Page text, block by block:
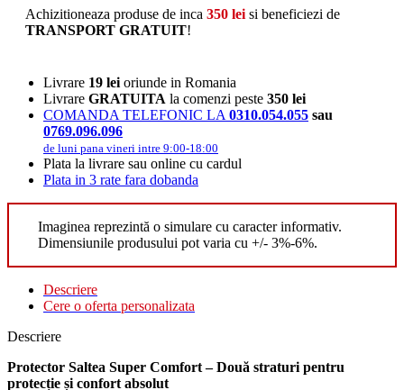
Achizitioneaza produse de inca 350 lei si beneficiezi de
TRANSPORT GRATUIT!
Livrare 19 lei oriunde in Romania
Livrare GRATUITA la comenzi peste 350 lei
COMANDA TELEFONIC LA 0310.054.055 sau
0769.096.096
de luni pana vineri intre 9:00-18:00
Plata la livrare sau online cu cardul
Plata in 3 rate fara dobanda
Imaginea reprezintă o simulare cu caracter informativ.
Dimensiunile produsului pot varia cu +/- 3%-6%.
Descriere
Cere o oferta personalizata
Descriere
Protector Saltea Super Comfort – Două straturi pentru
protecție și confort absolut